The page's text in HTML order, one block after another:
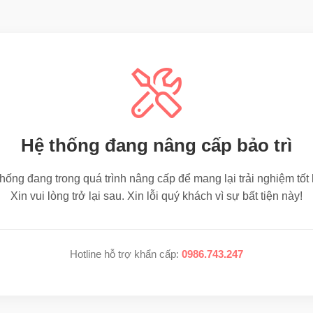
Hệ thống đang nâng cấp bảo trì
đang trong quá trình nâng cấp để mang lại trải nghiệm tốt
Xin vui lòng trở lại sau. Xin lỗi quý khách vì sự bất tiện này!
Hotline hỗ trợ khẩn cấp: 0986.743.247